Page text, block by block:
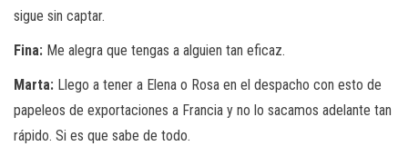
sigue sin captar.
Fina: Me alegra que tengas a alguien tan eficaz.
Marta: Llego a tener a Elena o Rosa en el despacho con esto de
papeleos de exportaciones a Francia y no lo sacamos adelante tan
rápido. Si es que sabe de todo.